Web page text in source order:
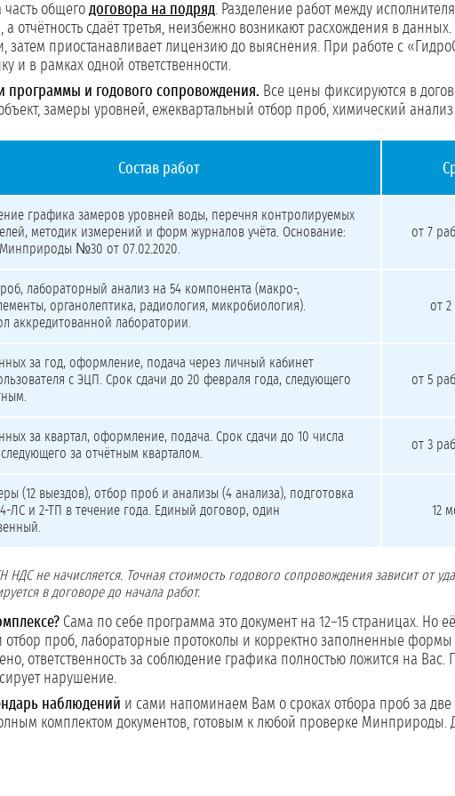
часть общего договора на подряд. Разделение работ между
а отчётность сдаёт третья, неизбежно возникают расхождения в
приостанавливает лицензию до выяснения. При работе с
и в рамках одной ответственности.
программы и годового сопровождения. Все цены фиксируются в
замеры уровней, ежеквартальный отбор проб, химический анализ
Состав работ
графика замеров уровней воды, перечня контролируемых
методик измерений и форм журналов учёта. Основание:
№30 от 07.02.2020.
от 7
лабораторный анализ на 54 компонента (макро-,
органолептика, радиология, микробиология).
аккредитованной лаборатории.
от 2
за год, оформление, подача через личный кабинет
с ЭЦП. Срок сдачи до 20 февраля года, следующего
от 5
за квартал, оформление, подача. Срок сдачи до 10 числа
за отчётным кварталом.
от 3
(12 выездов), отбор проб и анализы (4 анализа), подготовка
ЛС и 2-ТП в течение года. Единый договор, один
12
не начисляется. Точная стоимость годового сопровождения зависит от
в договоре до начала работ.
Сама по себе программа это документ на 12–15 страницах. Но
проб, лабораторные протоколы и корректно заполненные
ответственность за соблюдение графика полностью ложится на Вас.
нарушение.
наблюдений и сами напоминаем Вам о сроках отбора проб за
комплектом документов, готовым к любой проверке Минприроды.